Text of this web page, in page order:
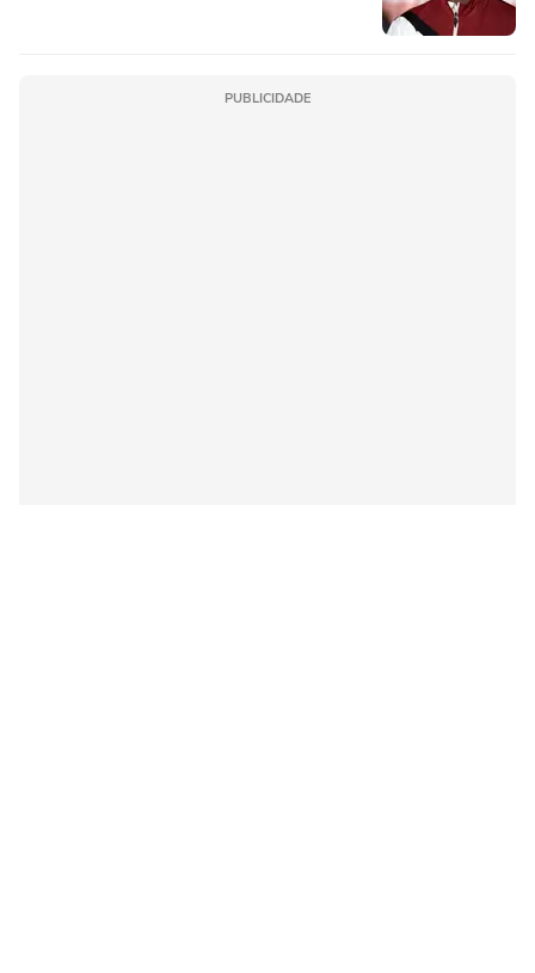
PUBLICIDADE